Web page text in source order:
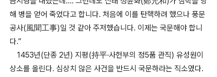
해 병을 얻어 죽었다고 합니다. 처음에 이를 탄핵하려 했으나 풍문
공사(風聞工事)일 것 같아 주저했습니다. 이제는 국문해야 합니
다.”
1453년(단종 2년) 지평(持平·사헌부의 정5품 관직) 유성원이
상소를 올린다. 심상치 않은 사건을 반드시 국문하라는 직소였다.